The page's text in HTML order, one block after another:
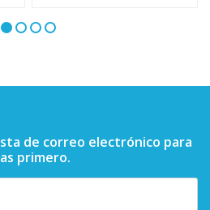
de correo electrónico para
primero.